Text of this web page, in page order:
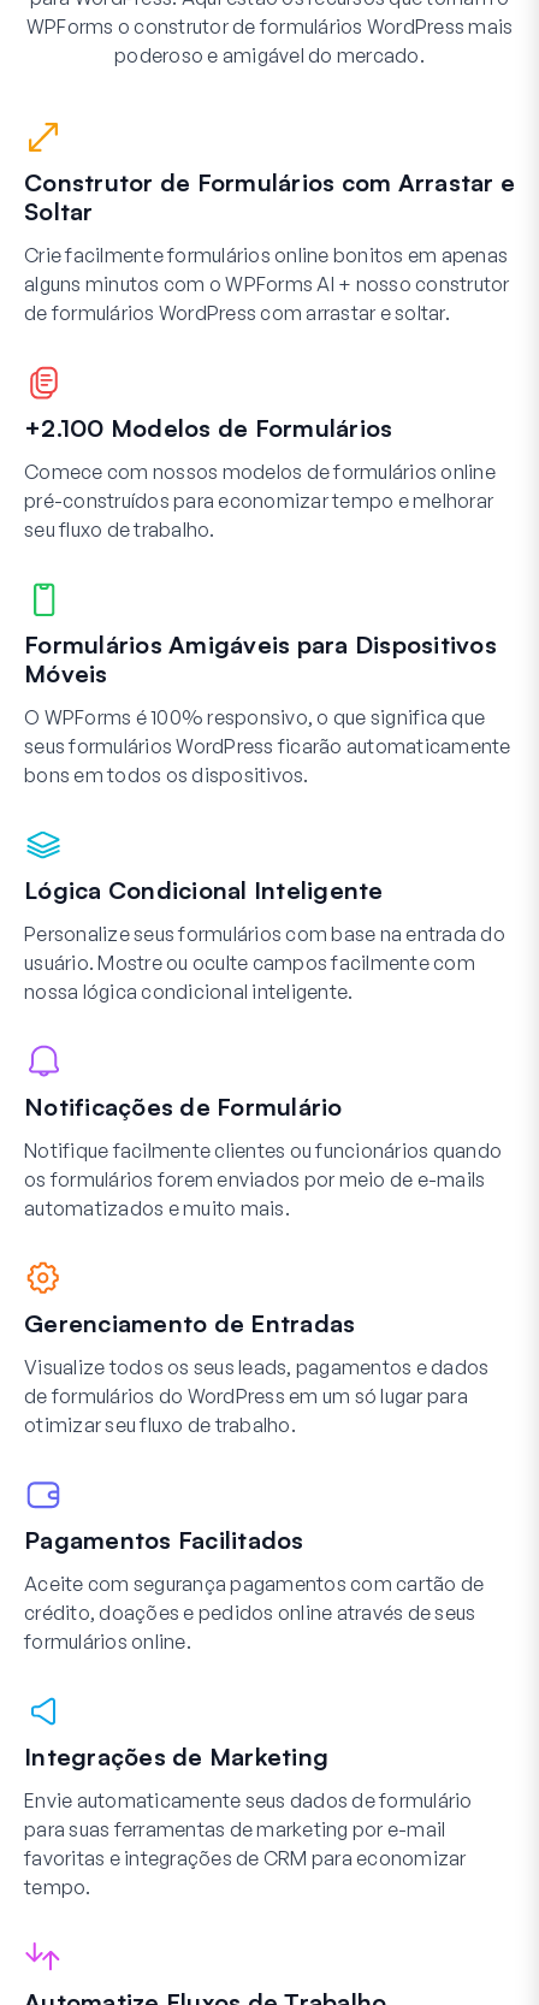
WPForms o construtor de formulários WordPress mais
poderoso e amigável do mercado.
Construtor de Formulários com Arrastar e
Soltar
Crie facilmente formulários online bonitos em apenas
alguns minutos com o WPForms AI + nosso construtor
de formulários WordPress com arrastar e soltar.
+2.100 Modelos de Formulários
Comece com nossos modelos de formulários online
pré-construídos para economizar tempo e melhorar
seu fluxo de trabalho.
Formulários Amigáveis para Dispositivos
Móveis
O WPForms é 100% responsivo, o que significa que
seus formulários WordPress ficarão automaticamente
bons em todos os dispositivos.
Lógica Condicional Inteligente
Personalize seus formulários com base na entrada do
usuário. Mostre ou oculte campos facilmente com
nossa lógica condicional inteligente.
Notificações de Formulário
Notifique facilmente clientes ou funcionários quando
os formulários forem enviados por meio de e-mails
automatizados e muito mais.
Gerenciamento de Entradas
Visualize todos os seus leads, pagamentos e dados
de formulários do WordPress em um só lugar para
otimizar seu fluxo de trabalho.
Pagamentos Facilitados
Aceite com segurança pagamentos com cartão de
crédito, doações e pedidos online através de seus
formulários online.
Integrações de Marketing
Envie automaticamente seus dados de formulário
para suas ferramentas de marketing por e-mail
favoritas e integrações de CRM para economizar
tempo.